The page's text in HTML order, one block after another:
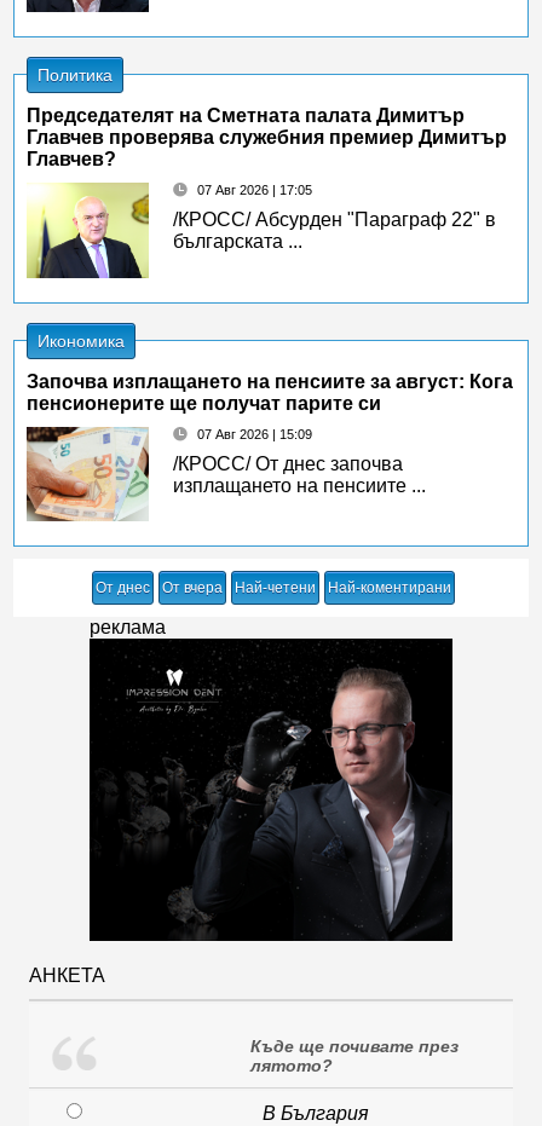
Политика
Председателят на Сметната палата Димитър
Главчев проверява служебния премиер Димитър
Главчев?
07 Авг 2026 | 17:05
/КРОСС/ Абсурден "Параграф 22" в
българската ...
Икономика
Започва изплащането на пенсиите за август: Кога
пенсионерите ще получат парите си
07 Авг 2026 | 15:09
/КРОСС/ От днес започва
изплащането на пенсиите ...
От днес От вчера Най-четени Най-коментирани
реклама
АНКЕТА
Къде ще почивате през
лятото?
В България